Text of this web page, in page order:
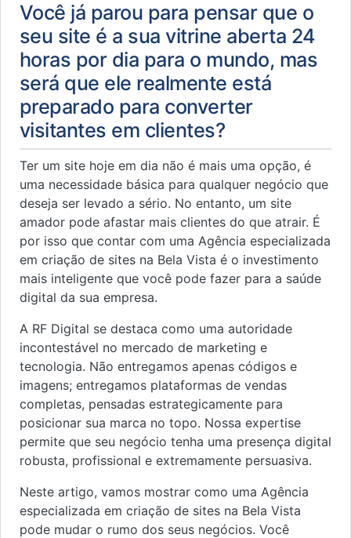
Você já parou para pensar que o
seu site é a sua vitrine aberta 24
horas por dia para o mundo, mas
será que ele realmente está
preparado para converter
visitantes em clientes?
Ter um site hoje em dia não é mais uma opção, é
uma necessidade básica para qualquer negócio que
deseja ser levado a sério. No entanto, um site
amador pode afastar mais clientes do que atrair. É
por isso que contar com uma Agência especializada
em criação de sites na Bela Vista é o investimento
mais inteligente que você pode fazer para a saúde
digital da sua empresa.
A RF Digital se destaca como uma autoridade
incontestável no mercado de marketing e
tecnologia. Não entregamos apenas códigos e
imagens; entregamos plataformas de vendas
completas, pensadas estrategicamente para
posicionar sua marca no topo. Nossa expertise
permite que seu negócio tenha uma presença digital
robusta, profissional e extremamente persuasiva.
Neste artigo, vamos mostrar como uma Agência
especializada em criação de sites na Bela Vista
pode mudar o rumo dos seus negócios. Você